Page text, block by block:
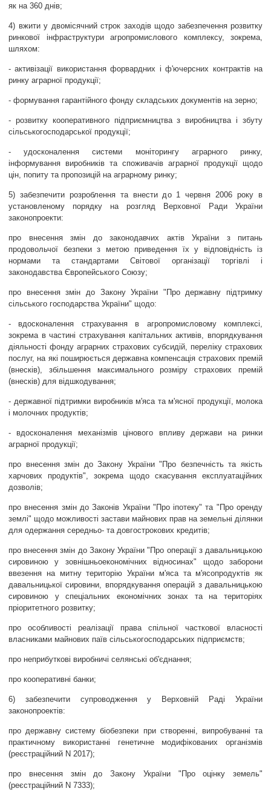
як на 360 днів;
4) вжити у двомісячний строк заходів щодо забезпечення розвитку
ринкової інфраструктури агропромислового комплексу, зокрема,
шляхом:
- активізації використання форвардних і ф'ючерсних контрактів на
ринку аграрної продукції;
- формування гарантійного фонду складських документів на зерно;
- розвитку кооперативного підприємництва з виробництва і збуту
сільськогосподарської продукції;
- удосконалення системи моніторингу аграрного ринку,
інформування виробників та споживачів аграрної продукції щодо
цін, попиту та пропозицій на аграрному ринку;
5) забезпечити розроблення та внести до 1 червня 2006 року в
установленому порядку на розгляд Верховної Ради України
законопроекти:
про внесення змін до законодавчих актів України з питань
продовольчої безпеки з метою приведення їх у відповідність із
нормами та стандартами Світової організації торгівлі і
законодавства Європейського Союзу;
про внесення змін до Закону України "Про державну підтримку
сільського господарства України" щодо:
- вдосконалення страхування в агропромисловому комплексі,
зокрема в частині страхування капітальних активів, впорядкування
діяльності фонду аграрних страхових субсидій, переліку страхових
послуг, на які поширюється державна компенсація страхових премій
(внесків), збільшення максимального розміру страхових премій
(внесків) для відшкодування;
- державної підтримки виробників м'яса та м'ясної продукції, молока
і молочних продуктів;
- вдосконалення механізмів цінового впливу держави на ринки
аграрної продукції;
про внесення змін до Закону України "Про безпечність та якість
харчових продуктів", зокрема щодо скасування експлуатаційних
дозволів;
про внесення змін до Законів України "Про іпотеку" та "Про оренду
землі" щодо можливості застави майнових прав на земельні ділянки
для одержання середньо- та довгострокових кредитів;
про внесення змін до Закону України "Про операції з давальницькою
сировиною у зовнішньоекономічних відносинах" щодо заборони
ввезення на митну територію України м'яса та м'ясопродуктів як
давальницької сировини, впорядкування операцій з давальницькою
сировиною у спеціальних економічних зонах та на територіях
пріоритетного розвитку;
про особливості реалізації права спільної часткової власності
власниками майнових паїв сільськогосподарських підприємств;
про неприбуткові виробничі селянські об'єднання;
про кооперативні банки;
6) забезпечити супроводження у Верховній Раді України
законопроектів:
про державну систему біобезпеки при створенні, випробуванні та
практичному використанні генетичне модифікованих організмів
(реєстраційний N 2017);
про внесення змін до Закону України "Про оцінку земель"
(реєстраційний N 7333);